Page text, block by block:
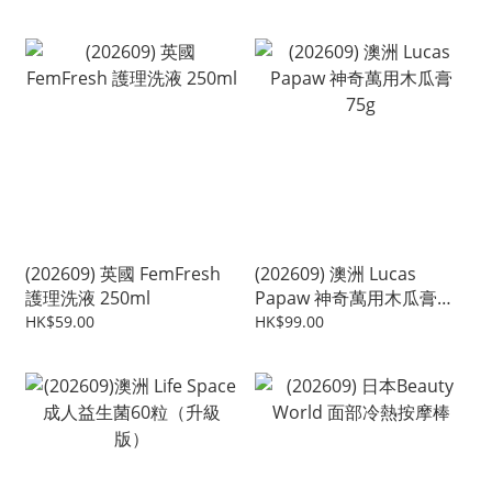
(202609) 英國 FemFresh
護理洗液 250ml
HK$59.00
(202609) 澳洲 Lucas
Papaw 神奇萬用木瓜膏
75g
HK$99.00